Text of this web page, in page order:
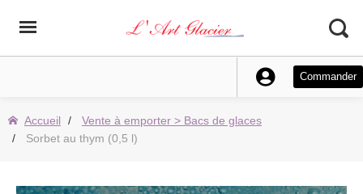
Commander
Accueil
Vente à emporter > Bacs de glaces
Sorbet au thym (0,5 l)